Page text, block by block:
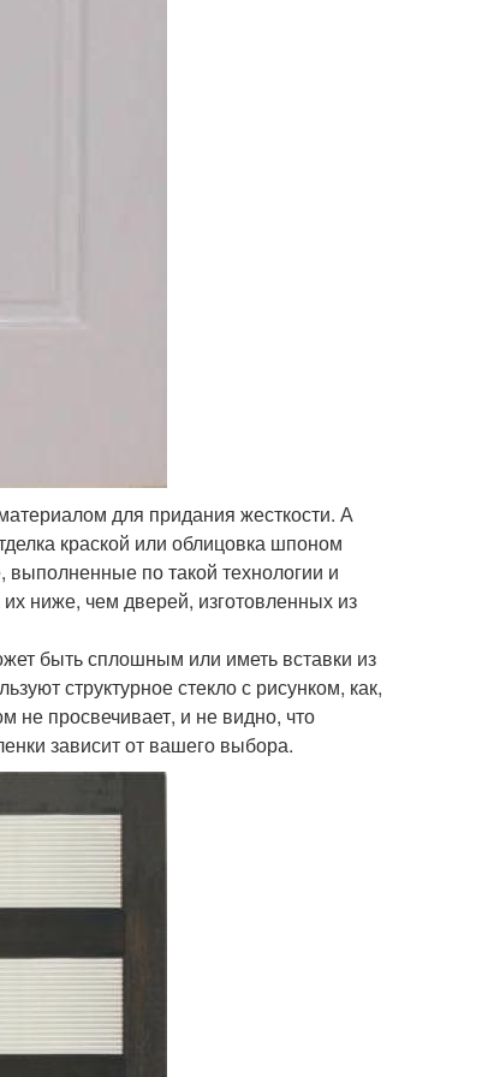
для придания жесткости. А
краской или облицовка шпоном
по такой технологии и
ниже, чем дверей, изготовленных из
быть сплошным или иметь вставки из
структурное стекло с рисунком, как,
не просвечивает, и не видно, что
зависит от вашего выбора.